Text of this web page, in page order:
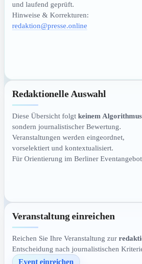
und laufend geprüft.
Hinweise & Korrekturen:
redaktion@presse.online
Redaktionelle Auswahl
Diese Übersicht folgt keinem Algorithmus
sondern journalistischer Bewertung.
Veranstaltungen werden eingeordnet,
vorselektiert und kontextualisiert.
Für Orientierung im Berliner
Veranstaltung einreichen
Reichen Sie Ihre Veranstaltung zur
Entscheidung nach journalistischen
Event einreichen